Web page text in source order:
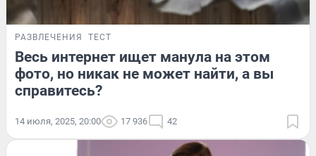
РАЗВЛЕЧЕНИЯ ТЕСТ
Весь интернет ищет манула на этом
фото, но никак не может найти, а вы
справитесь?
14 июля, 2025, 20:00 17 936 42